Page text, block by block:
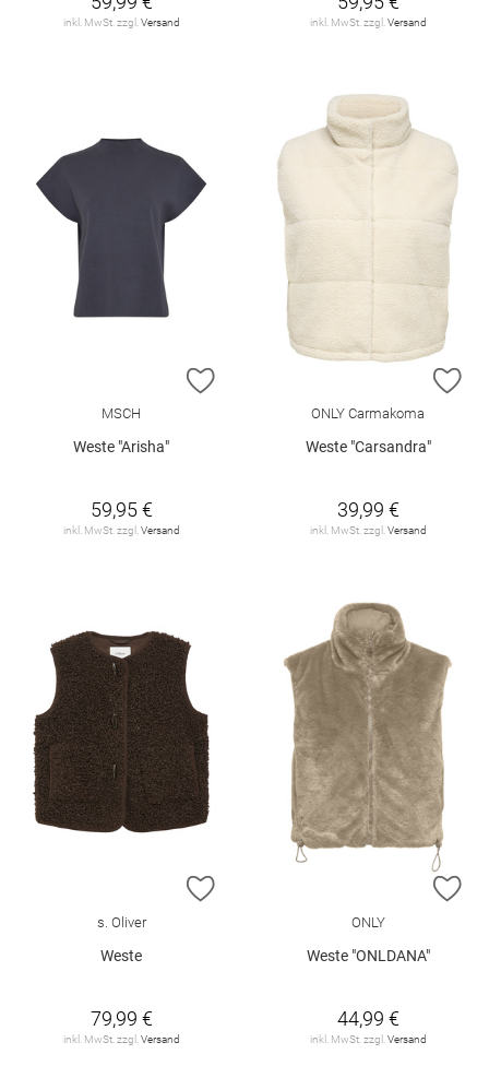
inkl. MwSt. zzgl. Versand inkl. MwSt. zzgl. Versand
ZUR WUNSCHLISTE HINZUFÜGEN
MSCH
Weste "Arisha"
59,95 €
inkl. MwSt. zzgl. Versand
ONLY Carmakoma
Weste "Carsandra"
39,99 €
inkl. MwSt. zzgl. Versand
ZUR WUNSCHLISTE HINZUFÜGEN
s. Oliver
Weste
79,99 €
inkl. MwSt. zzgl. Versand
ONLY
Weste "ONLDANA"
44,99 €
inkl. MwSt. zzgl. Versand